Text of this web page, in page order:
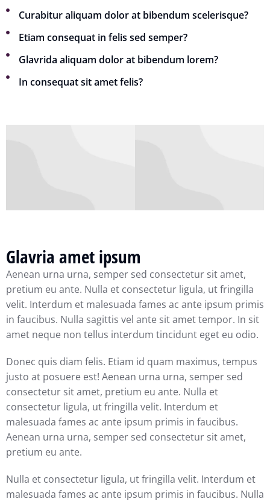
Curabitur aliquam dolor at bibendum scelerisque?
Etiam consequat in felis sed semper?
Glavrida aliquam dolor at bibendum lorem?
In consequat sit amet felis?
Glavria amet ipsum
Aenean urna urna, semper sed consectetur sit amet,
pretium eu ante. Nulla et consectetur ligula, ut fringilla
velit. Interdum et malesuada fames ac ante ipsum primis
in faucibus. Nulla sagittis vel ante sit amet tempor. In sit
amet neque non tellus interdum tincidunt eget eu odio.
Donec quis diam felis. Etiam id quam maximus, tempus
justo at posuere est! Aenean urna urna, semper sed
consectetur sit amet, pretium eu ante. Nulla et
consectetur ligula, ut fringilla velit. Interdum et
malesuada fames ac ante ipsum primis in faucibus.
Aenean urna urna, semper sed consectetur sit amet,
pretium eu ante.
Nulla et consectetur ligula, ut fringilla velit. Interdum et
malesuada fames ac ante ipsum primis in faucibus. Nulla